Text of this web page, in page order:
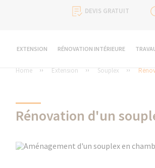
DEVIS GRATUIT
EXTENSION RÉNOVATION INTÉRIEURE
Home Extension Souplex
Rénovation d'un